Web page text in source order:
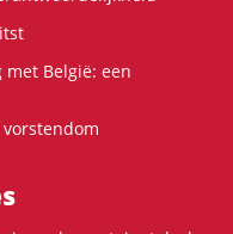
met België: een